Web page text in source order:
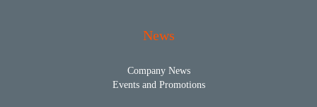
News
Company News
Events and Promotions